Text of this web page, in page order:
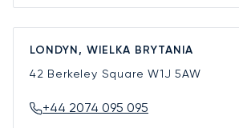
LONDYN, WIELKA BRYTANIA
42 Berkeley SquareW1J 5AW
+44 2074 095 095